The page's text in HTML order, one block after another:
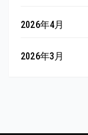
2026年4月
2026年3月